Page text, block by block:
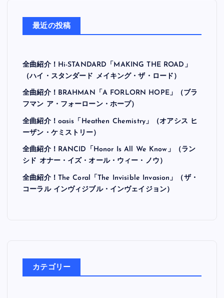
最近の投稿
全曲紹介！Hi-STANDARD「MAKING THE ROAD」
（ハイ・スタンダード メイキング・ザ・ロード）
全曲紹介！BRAHMAN「A FORLORN HOPE」（ブラ
フマン ア・フォーローン・ホープ）
全曲紹介！oasis「Heathen Chemistry」（オアシス ヒ
ーザン・ケミストリー）
全曲紹介！RANCID「Honor Is All We Know」（ラン
シド オナー・イズ・オール・ウィー・ノウ）
全曲紹介！The Coral「The Invisible Invasion」（ザ・
コーラル インヴィジブル・インヴェイジョン）
カテゴリー